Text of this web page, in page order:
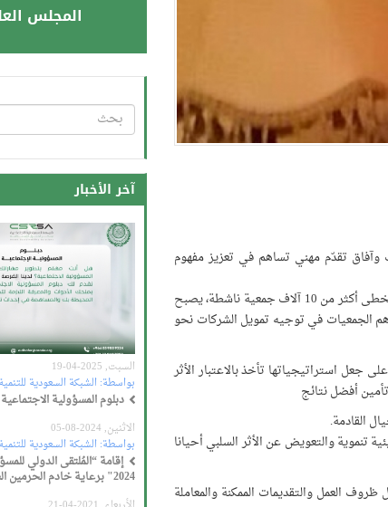
تقدّم مهني تساهم في تعزيز مفهوم
وسط الازدهار اللافت لتنامي عدد الجمعيات والمنظمات غير الحكومية في لبنان بشكل خيالي قياسا بعدد السكان، لتتخطى أكثر من 10 آلاف جمعية ناشطة، يصبح
الجمعيات في توجيه تمويل الشركات نحو
جعل استراتيجياتها تأخذ بالاعتبار الأثر
أفضل نتائج
القادمة.
تنموية والتعويض عن الأثر السلبي أحيانا
العمل والتقديمات الممكنة والمعاملة
المجلس
استمارة
البحث
آخر الأخبار
السبت, 2025-04-19
بواسطة:الشبكة السعودية
دبلوم المسؤولية الاجتماعية 2025
الاثنين, 2024-08-05
بواسطة:الشبكة السعودية
إقامة “المُلتقى الدولي
2024" برعاية خادم الحرمين الشريفين